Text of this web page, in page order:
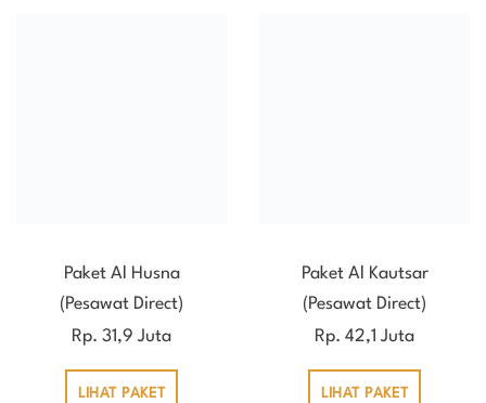
Paket Al Husna
(Pesawat Direct)
Rp. 31,9 Juta
LIHAT PAKET
Paket Al Kautsar
(Pesawat Direct)
Rp. 42,1 Juta
LIHAT PAKET